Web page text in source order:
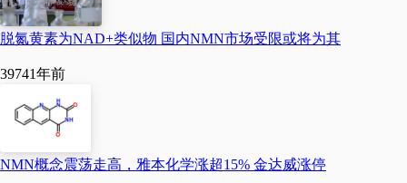
脱氮黄素为NAD+类似物 国内NMN市场受限或将为其
39741年前
NMN概念震荡走高，雅本化学涨超15% 金达威涨停